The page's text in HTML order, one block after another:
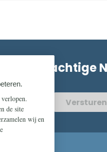
ons prachtige
mist.
Versturen